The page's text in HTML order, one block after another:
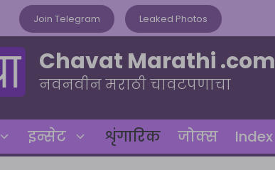
Join Telegram Leaked Photos
Chavat Marathi .com
नवनवीन मराठी चावटपणाचा
इन्सेट शृंगारिक जोक्स Index